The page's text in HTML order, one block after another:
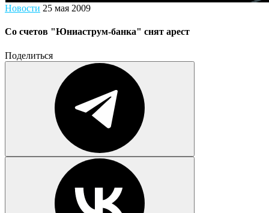
Новости 25 мая 2009
Со счетов "Юниаструм-банка" снят арест
Поделиться